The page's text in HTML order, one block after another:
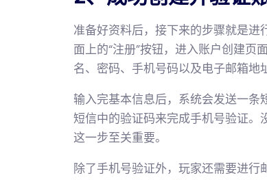
准备好资料后，接下来的步骤就是进
面上的“注册”按钮，进入账户创建页
名、密码、手机号码以及电子邮箱地
输入完基本信息后，系统会发送一条
短信中的验证码来完成手机号验证
这一步至关重要。
除了手机号验证外，玩家还需要进